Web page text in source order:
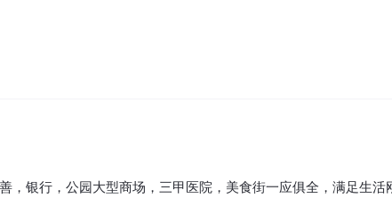
银行，公园大型商场，三甲医院，美食街一应俱全，满足生活